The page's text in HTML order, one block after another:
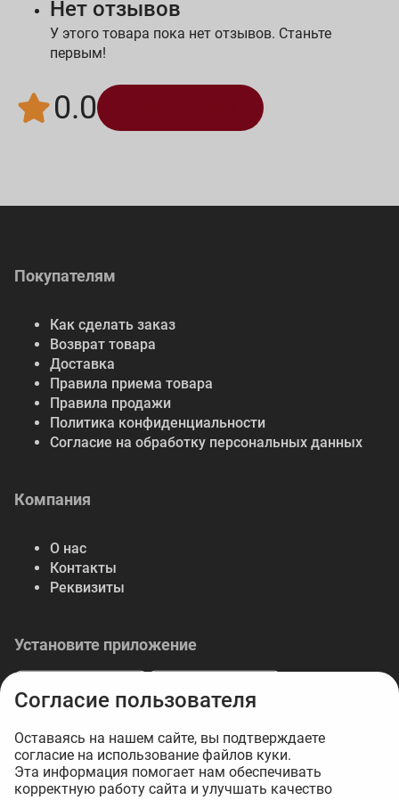
Нет отзывов
У этого товара пока нет отзывов. Станьте
первым!
0.0
Покупателям
Как сделать заказ
Возврат товара
Доставка
Правила приема товара
Правила продажи
Политика конфиденциальности
Согласие на обработку персональных данных
Компания
О нас
Контакты
Реквизиты
Установите приложение
© 2026 Либерте — весь спектр отделочных
материалов.
Согласие пользователя
Оставаясь на нашем сайте, вы подтверждаете
согласие на использование файлов куки.
Эта информация помогает нам обеспечивать
корректную работу сайта и улучшать качество